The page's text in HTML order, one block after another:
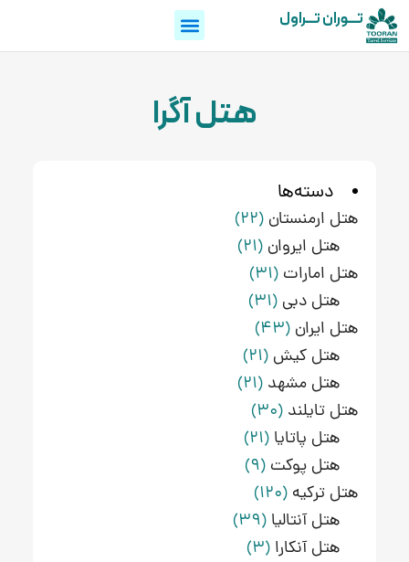
تـــوران تـــراول
هتل آگرا
دسته‌ها
هتل ارمنستان (22)
هتل ایروان (21)
هتل امارات (31)
هتل دبی (31)
هتل ایران (43)
هتل کیش (21)
هتل مشهد (21)
هتل تایلند (30)
هتل پاتایا (21)
هتل پوکت (9)
هتل ترکیه (120)
هتل آنتالیا (39)
هتل آنکارا (3)